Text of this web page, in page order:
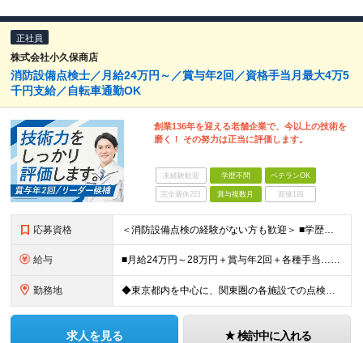
正社員
株式会社小久保商店
消防設備点検士／月給24万円～／賞与年2回／資格手当月最大4万5
千円支給／自転車通勤OK
創業136年を迎える老舗企業で、今以上の技術を
磨く！ その努力は正当に評価します。
未経験歓迎 学歴不問 ベテランOK
完全週休2日 賞与複数月 面接1回
応募資格 ＜消防設備点検の経験がない方も歓迎＞ ■学歴不問 ■普通自動車運転免許（AT限定可） ■下記いずれかの業務経験をお持ちの方 ・消防設備の点検または工事の経験 ・電気工事の設計・施工経験 ・何らかの設備
給与 ■月給24万円～28万円＋賞与年2回＋各種手当…＜消防設備以外の点検工事経験者＞ ■月給28万円～＋賞与年2回＋各種手当…＜消防設備点検経験者※甲種消防設備士取得者＞ ※残業代は全額支給します（事
勤務地 ◆東京都内を中心に、関東圏の各施設での点検業務になります ◆自転車通勤OK ＜本社＞東京都江東区白河2丁目1－1 ※希望により、関連会社への転籍、出向も可能です（横浜、大阪） ●基本的に日中は外出
求人を見る 検討中に入れる